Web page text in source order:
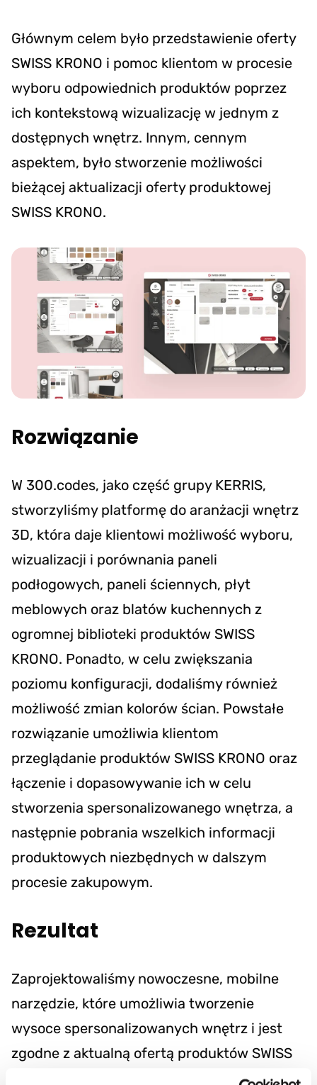
Głównym celem było przedstawienie oferty
SWISS KRONO i pomoc klientom w procesie
wyboru odpowiednich produktów poprzez
ich kontekstową wizualizację w jednym z
dostępnych wnętrz. Innym, cennym
aspektem, było stworzenie możliwości
bieżącej aktualizacji oferty produktowej
SWISS KRONO.
Rozwiązanie
W 300.codes, jako część grupy KERRIS,
stworzyliśmy platformę do aranżacji wnętrz
3D, która daje klientowi możliwość wyboru,
wizualizacji i porównania paneli
podłogowych, paneli ściennych, płyt
meblowych oraz blatów kuchennych z
ogromnej biblioteki produktów SWISS
KRONO. Ponadto, w celu zwiększania
poziomu konfiguracji, dodaliśmy również
możliwość zmian kolorów ścian. Powstałe
rozwiązanie umożliwia klientom
przeglądanie produktów SWISS KRONO oraz
łączenie i dopasowywanie ich w celu
stworzenia spersonalizowanego wnętrza, a
następnie pobrania wszelkich informacji
produktowych niezbędnych w dalszym
procesie zakupowym.
Rezultat
Zaprojektowaliśmy nowoczesne, mobilne
narzędzie, które umożliwia tworzenie
wysoce spersonalizowanych wnętrz i jest
zgodne z aktualną ofertą produktów SWISS